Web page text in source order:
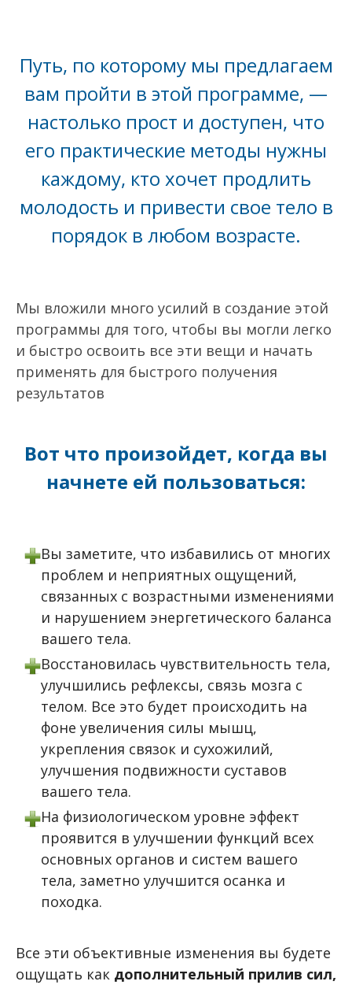
Путь, по которому мы предлагаем
вам пройти в этой программе, —
настолько прост и доступен, что
его практические методы нужны
каждому, кто хочет продлить
молодость и привести свое тело в
порядок в любом возрасте.
Мы вложили много усилий в создание этой
программы для того, чтобы вы могли легко
и быстро освоить все эти вещи и начать
применять для быстрого получения
результатов
Вот что произойдет, когда вы
начнете ей пользоваться:
Вы заметите, что избавились от многих
проблем и неприятных ощущений,
связанных с возрастными изменениями
и нарушением энергетического баланса
вашего тела.
Восстановилась чувствительность тела,
улучшились рефлексы, связь мозга с
телом. Все это будет происходить на
фоне увеличения силы мышц,
укрепления связок и сухожилий,
улучшения подвижности суставов
вашего тела.
На физиологическом уровне эффект
проявится в улучшении функций всех
основных органов и систем вашего
тела, заметно улучшится осанка и
походка.
Все эти объективные изменения вы будете
ощущать как дополнительный прилив сил,